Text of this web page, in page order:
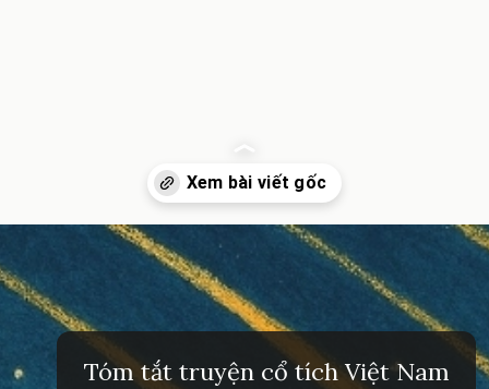
Tóm tắt truyện cổ tích Việt Nam